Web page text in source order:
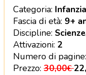
Categoria:
Fascia di età: 9+
Discipline:
Attivazioni: 2
Numero di pagine:
Prezzo:30,00€